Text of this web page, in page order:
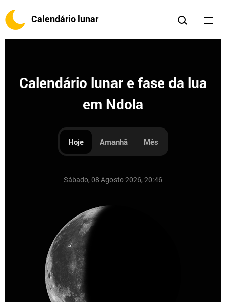
Calendário lunar
Calendário lunar e fase da lua
em Ndola
Hoje Amanhã Mês
Sábado, 08 Agosto 2026, 20:46